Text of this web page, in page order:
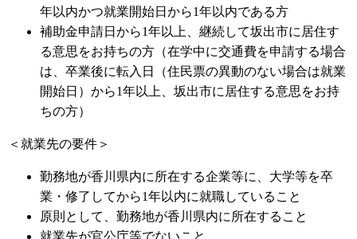
年以内かつ就業開始日から1年以内である方
補助金申請日から1年以上、継続して坂出市に居住す
る意思をお持ちの方（在学中に交通費を申請する場合
は、卒業後に転入日（住民票の異動のない場合は就業
開始日）から1年以上、坂出市に居住する意思をお持
ちの方）
＜就業先の要件＞
勤務地が香川県内に所在する企業等に、大学等を卒
業・修了してから1年以内に就職していること
原則として、勤務地が香川県内に所在すること